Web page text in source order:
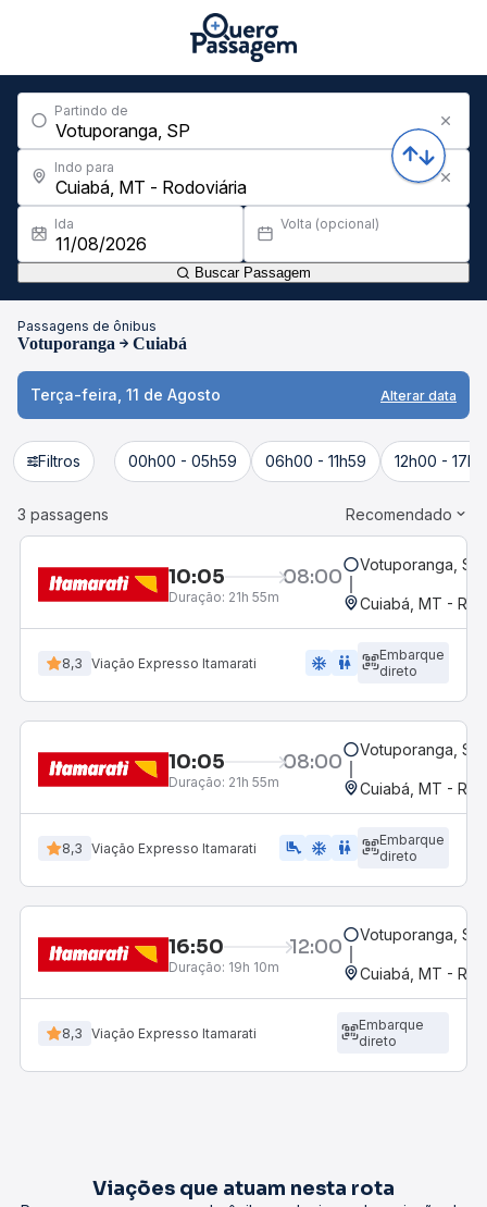
Partindo de
Indo para
Ida Volta (opcional)
Buscar Passagem
Passagens de ônibus
Votuporanga Cuiabá
Terça-feira, 11 de Agosto Alterar data
Filtros 00h00 - 05h59 06h00 - 11h59 12h00 -
3 passagens Recomendado
10:05 08:00
Duração: 21h 55m
Votuporanga, SP
Cuiabá, MT -
8,3 Viação Expresso Itamarati ac_unit wc
Embarque
direto
10:05 08:00
Duração: 21h 55m
Votuporanga, SP
Cuiabá, MT -
8,3 Viação Expresso Itamarati airline_seat_legroom_extra ac_unit wc
Embarque
direto
16:50 12:00
Duração: 19h 10m
Votuporanga, SP
Cuiabá, MT -
8,3 Viação Expresso Itamarati
Embarque
direto
Viações que atuam nesta rota